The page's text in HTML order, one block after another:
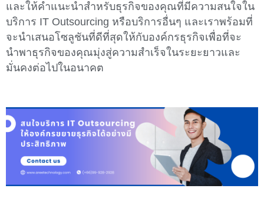
และให้คำแนะนำสำหรับธุรกิจของคุณที่มีความสนใจใน
บริการ IT Outsourcing หรือบริการอื่นๆ และเราพร้อมที่
จะนำเสนอโซลูชันที่ดีที่สุดให้กับองค์กรธุรกิจเพื่อที่จะ
นำพาธุรกิจของคุณมุ่งสู่ความสำเร็จในระยะยาวและ
มั่นคงต่อไปในอนาคต